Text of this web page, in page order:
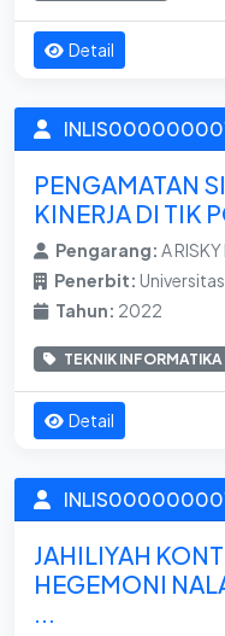
Detail
PENGAMATAN
KINERJA DI TIK
Pengarang: A
Penerbit:
Tahun: 2022
TEKNIK INFORMATIKA
Detail
JAHILIYAH
HEGEMONI